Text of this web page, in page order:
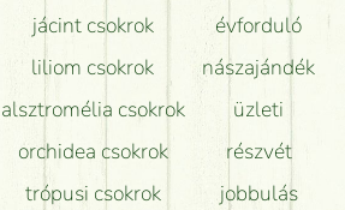
jácint csokrok
liliom csokrok
alsztromélia csokrok
orchidea csokrok
trópusi csokrok
évforduló
nászajándék
üzleti
részvét
jobbulás